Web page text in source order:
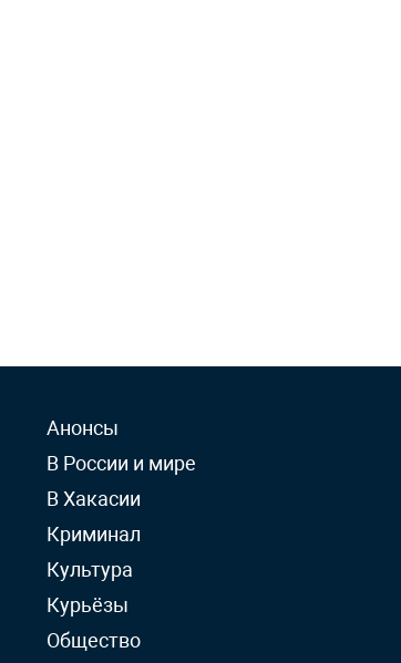
Анонсы
В России и мире
В Хакасии
Криминал
Культура
Курьёзы
Общество